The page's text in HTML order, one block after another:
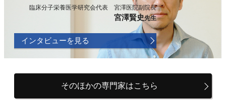
臨床分子栄養医学研究会代表 宮澤医院副院長
宮澤賢史先生
インタビューを見る
そのほかの専門家はこちら